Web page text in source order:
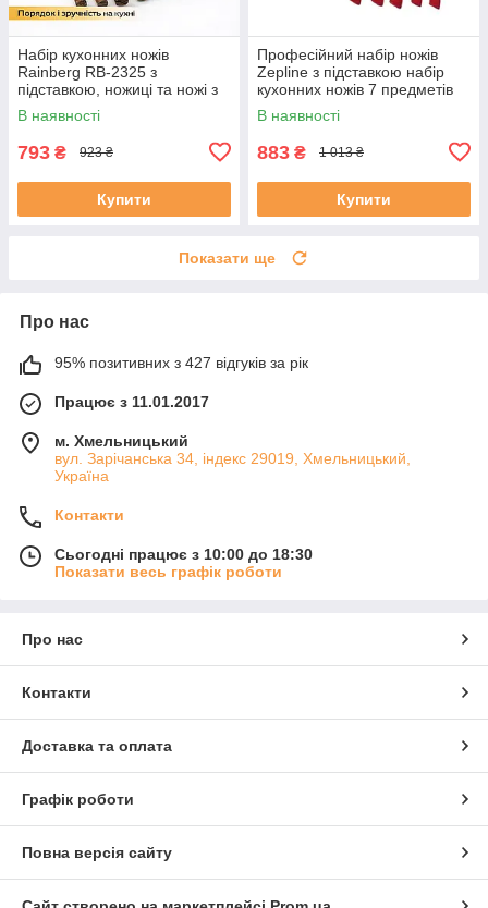
Набір кухонних ножів
Rainberg RB-2325 з
підставкою, ножиці та ножі з
нержавіючої сталі, 9
предметів, коричневий
В наявності
793 ₴ 923 ₴
Купити
Професійний набір ножів
Zepline з підставкою набір
кухонних ножів 7 предметів
Червоний
В наявності
883 ₴ 1 013 ₴
Купити
Показати ще
Про нас
95% позитивних з 427 відгуків за рік
Працює з 11.01.2017
м. Хмельницький
вул. Зарічанська 34, індекс 29019, Хмельницький,
Україна
Контакти
Сьогодні працює з 10:00 до 18:30
Показати весь графік роботи
Про нас
Контакти
Доставка та оплата
Графік роботи
Повна версія сайту